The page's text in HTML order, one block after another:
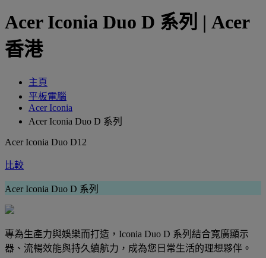
Acer Iconia Duo D 系列 | Acer
香港
主頁
平板電腦
Acer Iconia
Acer Iconia Duo D 系列
Acer Iconia Duo D12
比較
Acer Iconia Duo D 系列
專為生產力與娛樂而打造，Iconia Duo D 系列結合寬廣顯示
器、流暢效能與持久續航力，成為您日常生活的理想夥伴。